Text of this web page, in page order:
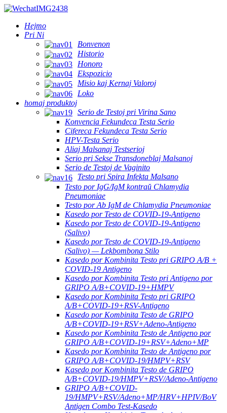
Hejmo
Pri Ni
Bonvenon
Historio
Honoro
Ekspozicio
Misio kaj Kernaj Valoroj
Loko
homaj produktoj
Serio de Testoj pri Virina Sano
Konvencia Fekundeca Testa Serio
Cifereca Fekundeca Testa Serio
HPV-Testa Serio
Aliaj Malsanaj Testserioj
Serio pri Sekse Transdoneblaj Malsanoj
Serio de Testoj de Vaginito
Testo pri Spira Infekta Malsano
Testo por IgG/IgM kontraŭ Chlamydia
Pneumoniae
Testo por Ab IgM de Chlamydia Pneumoniae
Kasedo por Testo de COVID-19-Antigeno
Kasedo por Testo de COVID-19-Antigeno
(Salivo)
Kasedo por Testo de COVID-19-Antigeno
(Salivo) — Lekbombona Stilo
Kasedo por Kombinita Testo pri GRIPO A/B +
COVID-19 Antigeno
Kasedo por Kombinita Testo pri Antigeno por
GRIPO A/B+COVID-19+HMPV
Kasedo por Kombinita Testo pri GRIPO
A/B+COVID-19+RSV-Antigeno
Kasedo por Kombinita Testo de GRIPO
A/B+COVID-19+RSV+Adeno-Antigeno
Kasedo por Kombinita Testo de Antigeno por
GRIPO A/B+COVID-19+RSV+Adeno+MP
Kasedo por Kombinita Testo de Antigeno por
GRIPO A/B+COVID-19/HMPV+RSV
Kasedo por Kombinita Testo de GRIPO
A/B+COVID-19/HMPV+RSV/Adeno-Antigeno
GRIPO A/B+COVID-
19/HMPV+RSV/Adeno+MP/HRV+HPIV/BoV
Antigen Combo Test-Kasedo